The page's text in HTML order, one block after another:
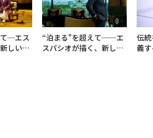
て─エス
しい日
“泊まる”を超えて──エ
スパシオが描く、新しい
伝
義